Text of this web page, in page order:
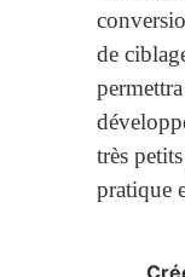
de
très
pratique